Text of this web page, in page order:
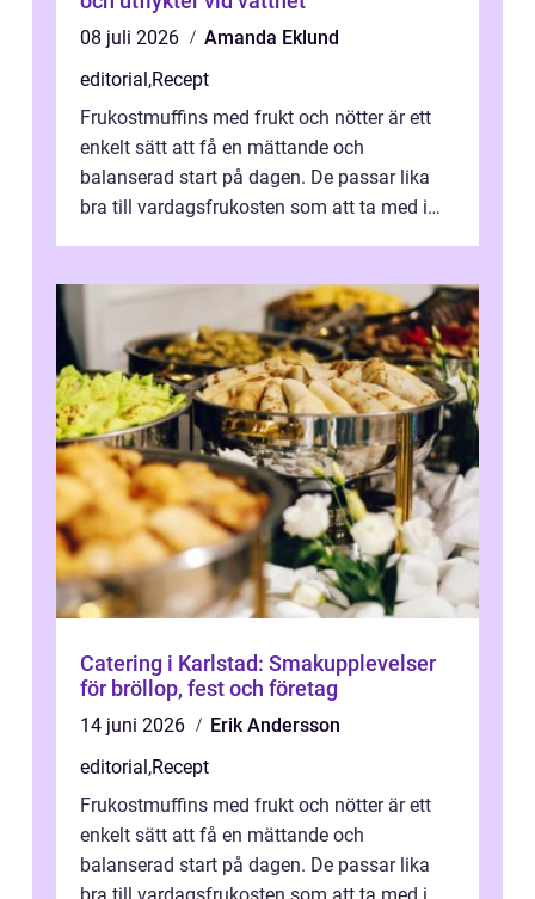
08 juli 2026
Amanda Eklund
editorial,Recept
Frukostmuffins med frukt och nötter är ett
enkelt sätt att få en mättande och
balanserad start på dagen. De passar lika
bra till vardagsfrukosten som att ta med i
Catering i Karlstad: Smakupplevelser
för bröllop, fest och företag
14 juni 2026
Erik Andersson
editorial,Recept
Frukostmuffins med frukt och nötter är ett
enkelt sätt att få en mättande och
balanserad start på dagen. De passar lika